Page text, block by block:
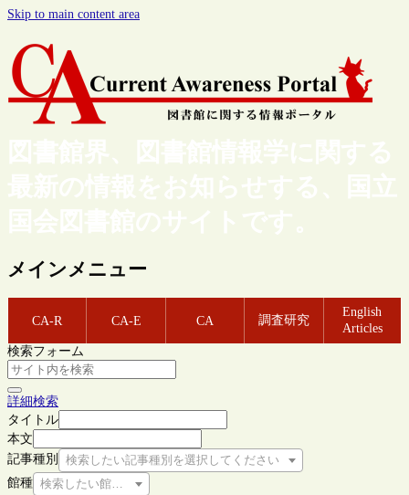
Skip to main content area
図書館界、図書館情報学に関する
最新の情報をお知らせする、国立
国会図書館のサイトです。
メインメニュー
CA-R CA-E CA 調査研究
English
Articles
検索フォーム
詳細検索
タイトル
本文
記事種別
検索したい記事種別を選択してください
館種 検索したい館種を選択してください